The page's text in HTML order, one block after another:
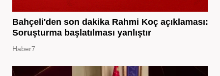
Bahçeli'den son dakika Rahmi Koç açıklaması:
Soruşturma başlatılması yanlıştır
Haber7